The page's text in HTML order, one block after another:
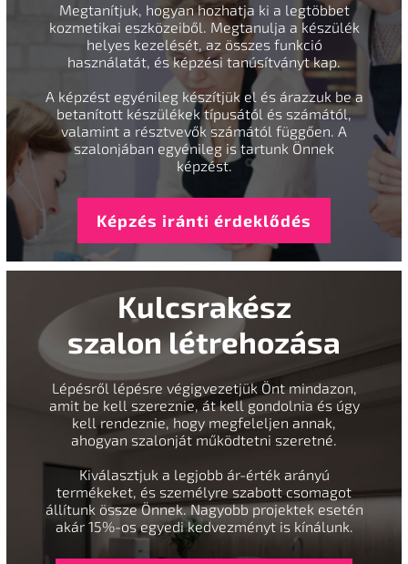
Megtanítjuk, hogyan hozhatja ki a legtöbbet
kozmetikai eszközeiből. Megtanulja a készülék
helyes kezelését, az összes funkció
használatát, és képzési tanúsítványt kap.
A képzést egyénileg készítjük el és árazzuk be a
betanított készülékek típusától és számától,
valamint a résztvevők számától függően. A
szalonjában egyénileg is tartunk Önnek
képzést.
Képzés iránti érdeklődés
Kulcsrakész
szalon létrehozása
Lépésről lépésre végigvezetjük Önt mindazon,
amit be kell szereznie, át kell gondolnia és úgy
kell rendeznie, hogy megfeleljen annak,
ahogyan szalonját működtetni szeretné.
Kiválasztjuk a legjobb ár-érték arányú
termékeket, és személyre szabott csomagot
állítunk össze Önnek. Nagyobb projektek esetén
akár 15%-os egyedi kedvezményt is kínálunk.